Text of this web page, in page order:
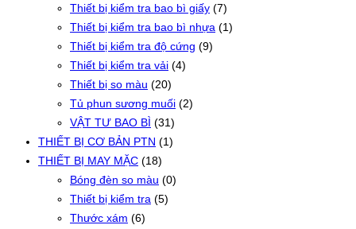
Thiết bị kiểm tra bao bì giấy (7)
Thiết bị kiểm tra bao bì nhựa (1)
Thiết bị kiểm tra độ cứng (9)
Thiết bị kiểm tra vải (4)
Thiết bị so màu (20)
Tủ phun sương muối (2)
VẬT TƯ BAO BÌ (31)
THIẾT BỊ CƠ BẢN PTN (1)
THIẾT BỊ MAY MẶC (18)
Bóng đèn so màu (0)
Thiết bị kiểm tra (5)
Thước xám (6)